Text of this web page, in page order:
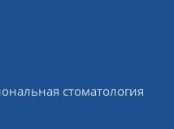
стоматология